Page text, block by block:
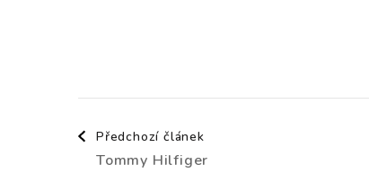
Navigace
příspěvku
Předchozí článek
Tommy Hilfiger